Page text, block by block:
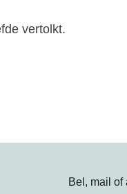
vertolkt.
Bel, mail of